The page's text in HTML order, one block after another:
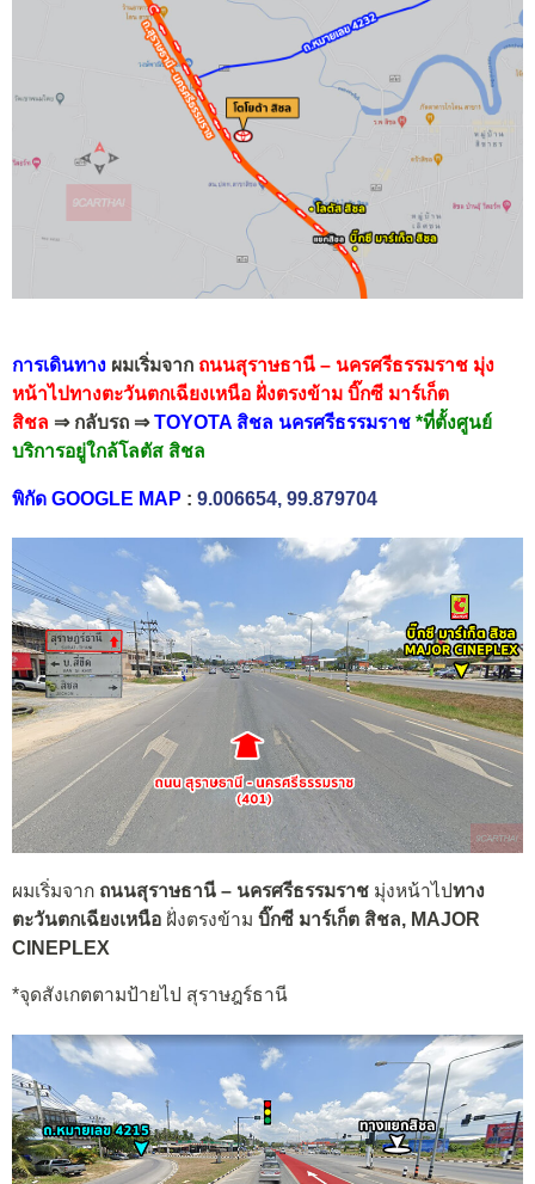
การเดินทาง ผมเริ่มจาก ถนนสุราษธานี – นครศรีธรรมราช มุ่ง
หน้าไปทางตะวันตกเฉียงเหนือ ฝั่งตรงข้าม บิ๊กซี มาร์เก็ต
สิชล ⇒ กลับรถ ⇒ TOYOTA สิชล นครศรีธรรมราช *ที่ตั้งศูนย์
บริการอยู่ใกล้โลตัส สิชล
พิกัด GOOGLE MAP : 9.006654, 99.879704
ผมเริ่มจาก ถนนสุราษธานี – นครศรีธรรมราช มุ่งหน้าไปทาง
ตะวันตกเฉียงเหนือ ฝั่งตรงข้าม บิ๊กซี มาร์เก็ต สิชล, MAJOR
CINEPLEX
*จุดสังเกตตามป้ายไป สุราษฎร์ธานี